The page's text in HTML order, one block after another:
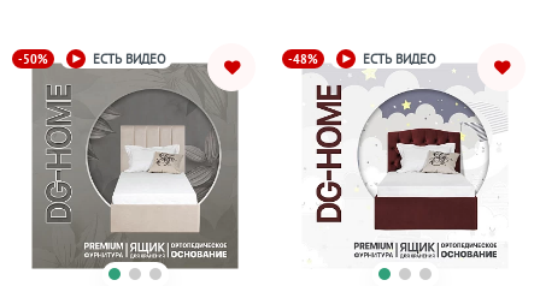
-50% ЕСТЬ ВИДЕО -48% ЕСТЬ ВИДЕО